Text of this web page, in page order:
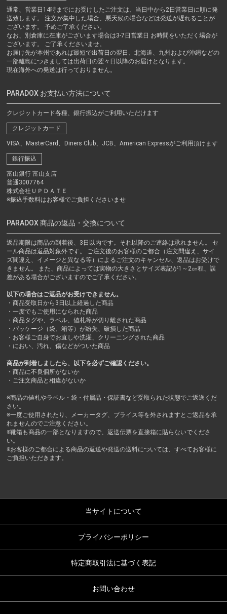
通常、営業日14時までにお受けしたご注文は、当日中から2日営業日に順に発
送致します。 注文が集中した場合、悪天候の場合などは発送が遅れることが
ございます。 予めご了承ください。
なお、別倉庫に在庫がございます場合は3-7日営業日 お時間をいただく場合が
ございます。 ご了承くださいませ。
お届け先が本州であれば最短で出荷日の翌日、北海道、九州および沖縄などの
一部離島につきましては出荷日の翌々日以降のお届けとなります。
現在海外への発送は行っておりません。
PARADOX お支払い方法について
クレジットカード各種、銀行振込がご利用いただけます
クレジットカード
VISA、MasterCard、Diners Club、JCB、American Expressがご利用頂けます
銀行振込
富山銀行 富山支店
普通3007764
株式会社ＵＰＤＡＴＥ
※振込手数料はお客様でご負担くださいませ
PARADOX 商品の返品・交換について
返品期限は商品の到着後、3日以内です。それ以降のご連絡は承れません。 セ
ール商品は返品対象外です。 ご注文後のお客様のご都合（注文間違え、サイ
ズ間違え、イメージと異なる等）によるご注文のキャンセル、返品はお受けで
きません。 また、商品によっては実物の大きさとサイズ表記が1～2㎝程、誤
差がある場合がございますのでご了承ください。
以下の場合はご返品がお受けできません。
・商品受取日から3日以上経過した商品
・一度でもご使用になられた商品
・商品タグや、ラベル、値札等が切り離された商品
・パッケージ（袋、箱等）が紛失、破損した商品
・お客様ご自身でお直しや洗濯、クリーニングされた商品
・におい、汚れ、傷などがついた商品
商品が到着しましたら、以下を必ずご確認ください。
・商品に不良個所がないか
・ご注文商品と相違がないか
※商品の値札やラベル・袋・付属品・保証書など受取られた状態でご返送くだ
さい。
※一度ご使用されたり、メーカータグ、プライス等を外されますとご返品を承
れませんのでご注意ください。
※靴箱も商品の一部となりますので、返送伝票を直接箱に貼らないでくださ
い。
※お客様のご都合による商品の返送や発送の送料については、すべてお客様に
ご負担いただきます。
当サイトについて
プライバシーポリシー
特定商取引法に基づく表記
お問い合わせ